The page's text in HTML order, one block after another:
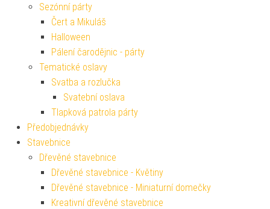
Sezónní párty
Čert a Mikuláš
Halloween
Pálení čarodějnic - párty
Tematické oslavy
Svatba a rozlučka
Svatební oslava
Tlapková patrola párty
Předobjednávky
Stavebnice
Dřevěné stavebnice
Dřevěné stavebnice - Květiny
Dřevěné stavebnice - Miniaturní domečky
Kreativní dřevěné stavebnice